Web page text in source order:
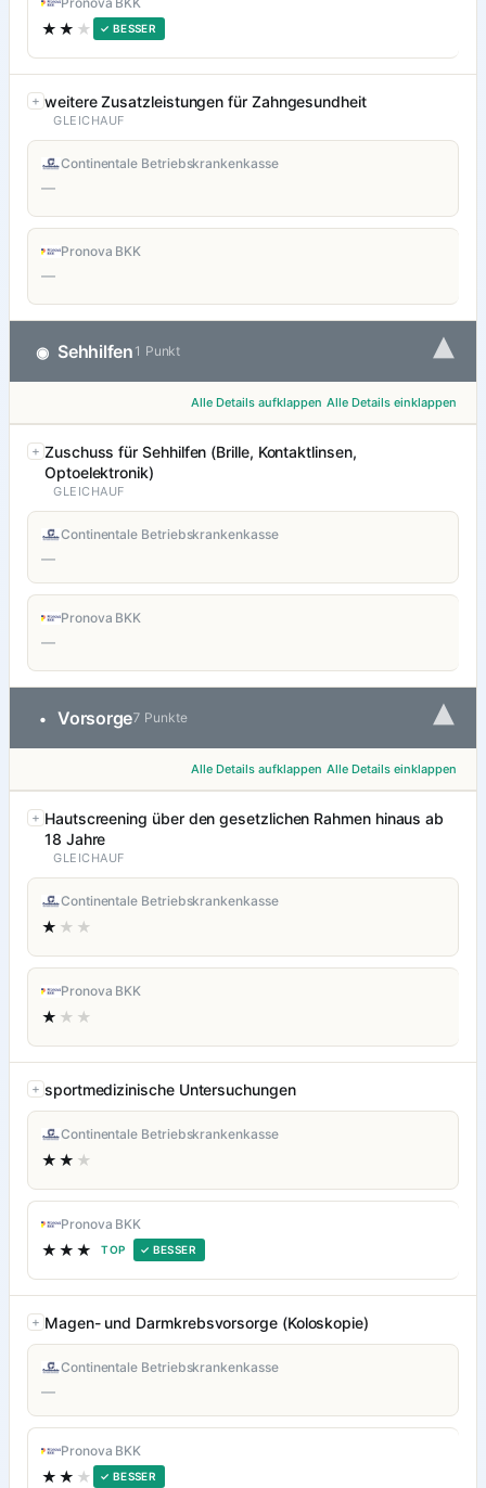
★★ ★ ✓ BESSER
weitere Zusatzleistungen für Zahngesundheit
GLEICHAUF
Continentale Betriebskrankenkasse
—
Pronova BKK
—
◉ Sehhilfen 1 Punkt ▾
Alle Details aufklappen Alle Details einklappen
Zuschuss für Sehhilfen (Brille, Kontaktlinsen,
Optoelektronik)
GLEICHAUF
Continentale Betriebskrankenkasse
—
Pronova BKK
—
• Vorsorge7 Punkte ▾
Alle Details aufklappen Alle Details einklappen
Hautscreening über den gesetzlichen Rahmen hinaus ab
18 Jahre
GLEICHAUF
Continentale Betriebskrankenkasse
★ ★★
Pronova BKK
★ ★★
sportmedizinische Untersuchungen
Continentale Betriebskrankenkasse
★★ ★
Pronova BKK
★★★ TOP ✓ BESSER
Magen- und Darmkrebsvorsorge (Koloskopie)
Continentale Betriebskrankenkasse
—
Pronova BKK
★★ ★ ✓ BESSER